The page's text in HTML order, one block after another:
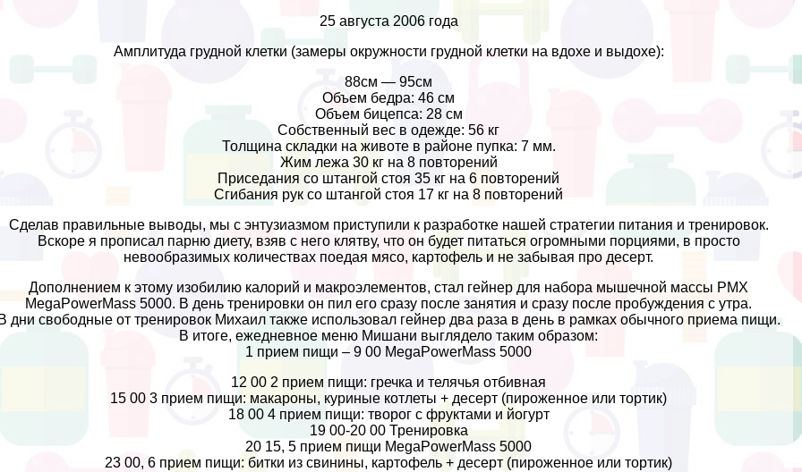
25 августа 2006 года
Амплитуда грудной клетки (замеры окружности грудной клетки на вдохе и выдохе):
88см — 95см
Объем бедра: 46 см
Объем бицепса: 28 см
Собственный вес в одежде: 56 кг
Толщина складки на животе в районе пупка: 7 мм.
Жим лежа 30 кг на 8 повторений
Приседания со штангой стоя 35 кг на 6 повторений
Сгибания рук со штангой стоя 17 кг на 8 повторений
Сделав правильные выводы, мы с энтузиазмом приступили к разработке нашей стратегии питания и тренировок.
Вскоре я прописал парню диету, взяв с него клятву, что он будет питаться огромными порциями, в просто
невообразимых количествах поедая мясо, картофель и не забывая про десерт.
Дополнением к этому изобилию калорий и макроэлементов, стал гeйнер для набора мышечной массы PMX
MegaPowerMass 5000. В день тренировки он пил его сразу после занятия и сразу после пробуждения с утра.
дни свободные от тренировок Михаил также использовал гeйнер два раза в день в рамках обычного приема пищи.
В итоге, ежедневное меню Мишани выглядело таким образом:
1 прием пищи – 9 00 MegaPowerMass 5000
12 00 2 прием пищи: гречка и телячья отбивная
15 00 3 прием пищи: макароны, куриные котлеты + десерт (пироженное или тортик)
18 00 4 прием пищи: творог с фруктами и йогурт
19 00-20 00 Тренировка
20 15, 5 прием пищи MegaPowerMass 5000
23 00, 6 прием пищи: битки из свинины, картофель + десерт (пироженное или тортик)